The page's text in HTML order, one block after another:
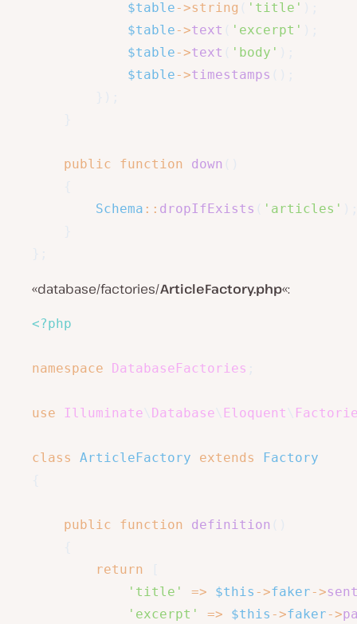
$table->string 'title'
$table->text 'excerpt'
$table->text 'body'
$table->timestamps
public function down
Schema :: dropIfExists 'articles'
«database/factories/ArticleFactory.php«:
<?php
namespace DatabaseFactories
use Illuminate Database Eloquent
class ArticleFactory extends
Factory
public function definition
return
'title'
=> $this ->faker->
'excerpt'
=> $this ->faker->